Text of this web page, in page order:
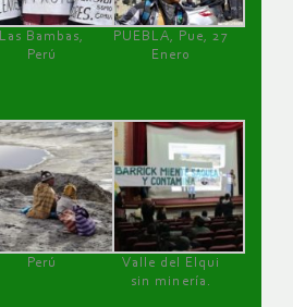
Las Bambas,
Perú
PUEBLA, Pue, 27
Enero
Perú
Valle del Elqui
sin minería.